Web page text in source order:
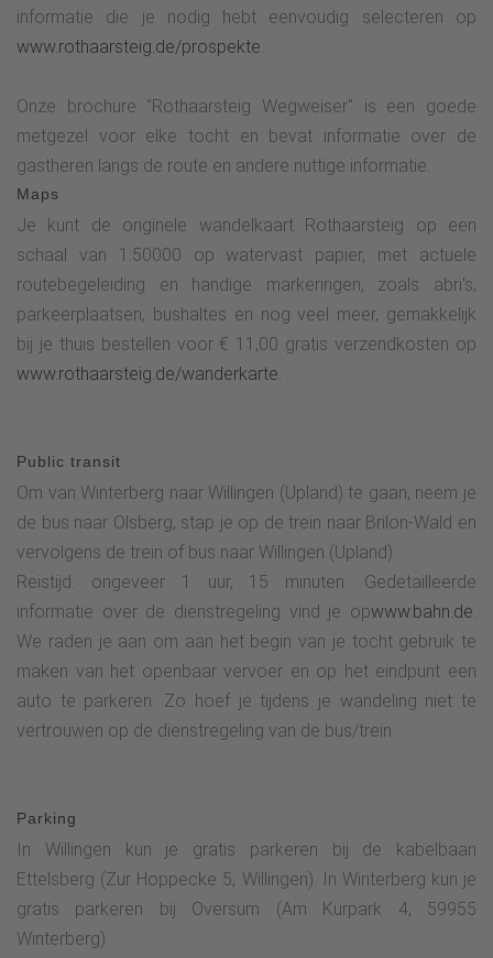
informatie die je nodig hebt eenvoudig selecteren op
www.rothaarsteig.de/prospekte.
Onze brochure "Rothaarsteig Wegweiser" is een goede
metgezel voor elke tocht en bevat informatie over de
gastheren langs de route en andere nuttige informatie.
Maps
Je kunt de originele wandelkaart Rothaarsteig op een
schaal van 1:50000 op watervast papier, met actuele
routebegeleiding en handige markeringen, zoals abri's,
parkeerplaatsen, bushaltes en nog veel meer, gemakkelijk
bij je thuis bestellen voor € 11,00 gratis verzendkosten op
www.rothaarsteig.de/wanderkarte.
Public transit
Om van Winterberg naar Willingen (Upland) te gaan, neem je
de bus naar Olsberg, stap je op de trein naar Brilon-Wald en
vervolgens de trein of bus naar Willingen (Upland).
Reistijd: ongeveer 1 uur, 15 minuten. Gedetailleerde
informatie over de dienstregeling vind je opwww.bahn.de.
We raden je aan om aan het begin van je tocht gebruik te
maken van het openbaar vervoer en op het eindpunt een
auto te parkeren. Zo hoef je tijdens je wandeling niet te
vertrouwen op de dienstregeling van de bus/trein.
Parking
In Willingen kun je gratis parkeren bij de kabelbaan
Ettelsberg (Zur Hoppecke 5, Willingen). In Winterberg kun je
gratis parkeren bij Oversum (Am Kurpark 4, 59955
Winterberg).